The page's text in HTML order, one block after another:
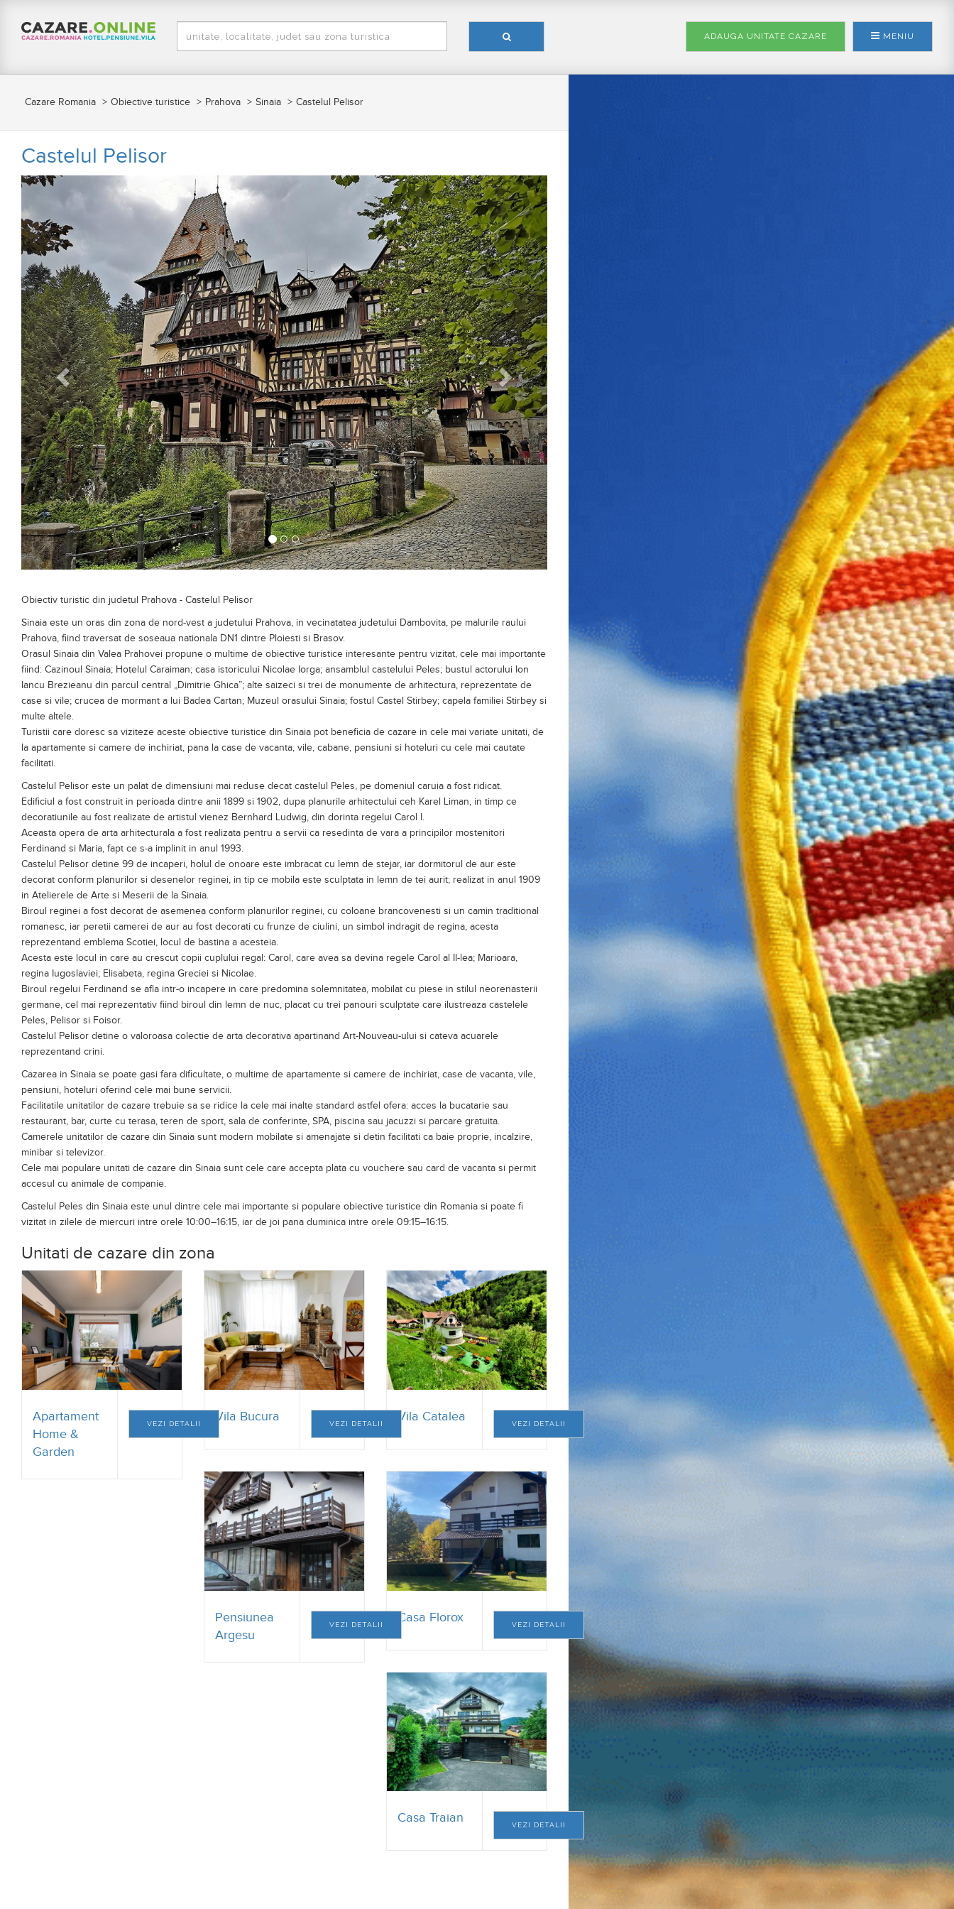
MENIU
ADAUGA UNITATE CAZARE
Cazare Romania Obiective turistice Prahova Sinaia Castelul Pelisor
Castelul Pelisor
Anterior Urmatorul
Obiectiv turistic din judetul Prahova - Castelul Pelisor
Prahova, fiind traversat de soseaua nationala DN1 dintre Ploiesti si Brasov.
fiind: Cazinoul Sinaia; Hotelul Caraiman; casa istoricului Nicolae Iorga; ansamblul castelului Peles; bustul actorului Ion
Iancu Brezieanu din parcul central „Dimitrie Ghica”; alte saizeci si trei de monumente de arhitectura, reprezentate de
case si vile; crucea de mormant a lui Badea Cartan; Muzeul orasului Sinaia; fostul Castel Stirbey; capela familiei Stirbey si
multe altele.
Turistii care doresc sa viziteze aceste obiective turistice din Sinaia pot beneficia de cazare in cele mai variate unitati, de
la apartamente si camere de inchiriat, pana la case de vacanta, vile, cabane, pensiuni si hoteluri cu cele mai cautate
facilitati.
Castelul Pelisor este un palat de dimensiuni mai reduse decat castelul Peles, pe domeniul caruia a fost ridicat.
Edificiul a fost construit in perioada dintre anii 1899 si 1902, dupa planurile arhitectului ceh Karel Liman, in timp ce
Aceasta opera de arta arhitecturala a fost realizata pentru a servii ca resedinta de vara a principilor mostenitori
Ferdinand si Maria, fapt ce s-a implinit in anul 1993.
Castelul Pelisor detine 99 de incaperi, holul de onoare este imbracat cu lemn de stejar, iar dormitorul de aur este
decorat conform planurilor si desenelor reginei, in tip ce mobila este sculptata in lemn de tei aurit; realizat in anul 1909
in Atelierele de Arte si Meserii de la Sinaia.
Biroul reginei a fost decorat de asemenea conform planurilor reginei, cu coloane brancovenesti si un camin traditional
romanesc, iar peretii camerei de aur au fost decorati cu frunze de ciulini, un simbol indragit de regina, acesta
reprezentand emblema Scotiei, locul de bastina a acesteia.
Acesta este locul in care au crescut copii cuplului regal: Carol, care avea sa devina regele Carol al II-lea; Marioara,
regina Iugoslaviei; Elisabeta, regina Greciei si Nicolae.
Biroul regelui Ferdinand se afla intr-o incapere in care predomina solemnitatea, mobilat cu piese in stilul neorenasterii
germane, cel mai reprezentativ fiind biroul din lemn de nuc, placat cu trei panouri sculptate care ilustreaza castelele
Peles, Pelisor si Foisor.
Castelul Pelisor detine o valoroasa colectie de arta decorativa apartinand Art-Nouveau-ului si cateva acuarele
reprezentand crini.
Cazarea in Sinaia se poate gasi fara dificultate, o multime de apartamente si camere de inchiriat, case de vacanta, vile,
pensiuni, hoteluri oferind cele mai bune servicii.
restaurant, bar, curte cu terasa, teren de sport, sala de conferinte, SPA, piscina sau jacuzzi si parcare gratuita.
Camerele unitatilor de cazare din Sinaia sunt modern mobilate si amenajate si detin facilitati ca baie proprie, incalzire,
minibar si televizor.
Cele mai populare unitati de cazare din Sinaia sunt cele care accepta plata cu vouchere sau card de vacanta si permit
accesul cu animale de companie.
Castelul Peles din Sinaia este unul dintre cele mai importante si populare obiective turistice din Romania si poate fi
vizitat in zilele de miercuri intre orele 10:00–16:15, iar de joi pana duminica intre orele 09:15–16:15.
Unitati de cazare din zona
Apartament
Home &
Garden
VEZI DETALII Vila Bucura VEZI DETALII Vila Catalea VEZI DETALII
Pensiunea
Argesu
VEZI DETALII Casa Florox VEZI DETALII
Casa Traian VEZI DETALII